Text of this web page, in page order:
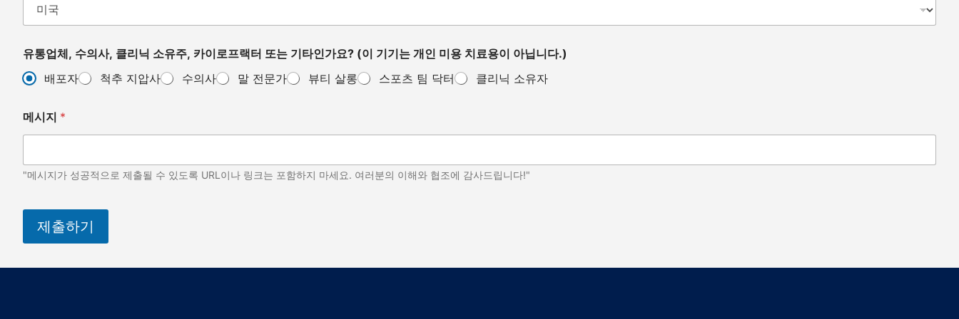
유통업체, 수의사, 클리닉 소유주, 카이로프랙터 또는 기타인가요? (이 기기는 개인 미용 치료용이 아닙니다.)
배포자
척추 지압사 수의사 말 전문가 뷰티 살롱 스포츠 팀 닥터 클리닉 소유자
메시지 *
"메시지가 성공적으로 제출될 수 있도록 URL이나 링크는 포함하지 마세요. 여러분의 이해와 협조에 감사드립니다!"
제출하기